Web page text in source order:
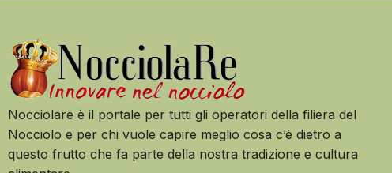
Nocciolare è il portale per tutti gli operatori della filiera del
Nocciolo e per chi vuole capire meglio cosa c’è dietro a
questo frutto che fa parte della nostra tradizione e cultura